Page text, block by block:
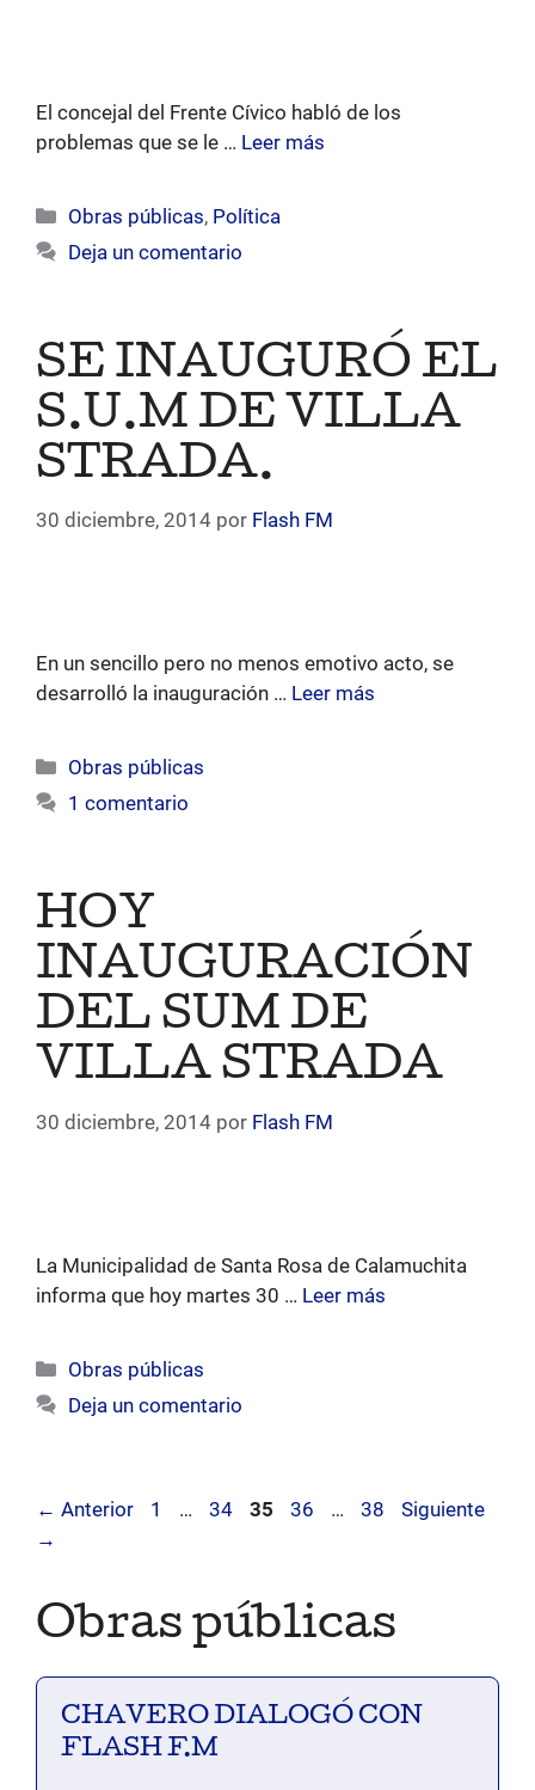
El concejal del Frente Cívico habló de los
problemas que se le … Leer más
Categorías
Obras públicas, Política
Deja un comentario
SE INAUGURÓ EL
S.U.M DE VILLA
STRADA.
30 diciembre, 2014 por Flash FM
En un sencillo pero no menos emotivo acto, se
desarrolló la inauguración … Leer más
Categorías
Obras públicas
1 comentario
HOY
INAUGURACIÓN
DEL SUM DE
30 diciembre, 2014 por Flash FM
La Municipalidad de Santa Rosa de Calamuchita
informa que hoy martes 30 … Leer más
Categorías
Obras públicas
Deja un comentario
← Anterior Página
1 … Página
34 Página
35 Página
36 … Página
38
Siguiente
→
Obras públicas
CHAVERO DIALOGÓ CON
FLASH F.M